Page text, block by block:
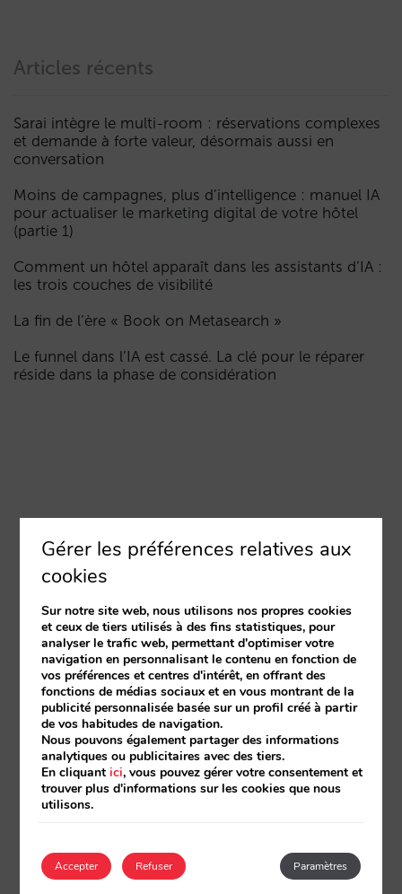
Articles récents
Sarai intègre le multi-room : réservations complexes
et demande à forte valeur, désormais aussi en
conversation
Moins de campagnes, plus d’intelligence : manuel IA
pour actualiser le marketing digital de votre hôtel
(partie 1)
Comment un hôtel apparaît dans les assistants d’IA :
les trois couches de visibilité
La fin de l’ère « Book on Metasearch »
Le funnel dans l’IA est cassé. La clé pour le réparer
réside dans la phase de considération
Gérer les préférences relatives aux
cookies
Sur notre site web, nous utilisons nos propres cookies
et ceux de tiers utilisés à des fins statistiques, pour
analyser le trafic web, permettant d'optimiser votre
navigation en personnalisant le contenu en fonction de
vos préférences et centres d'intérêt, en offrant des
fonctions de médias sociaux et en vous montrant de la
publicité personnalisée basée sur un profil créé à partir
de vos habitudes de navigation.
Nous pouvons également partager des informations
analytiques ou publicitaires avec des tiers.
En cliquantici, vous pouvez gérer votre consentement et
trouver plus d'informations sur les cookies que nous
utilisons.
Accepter Paramètres
Refuser